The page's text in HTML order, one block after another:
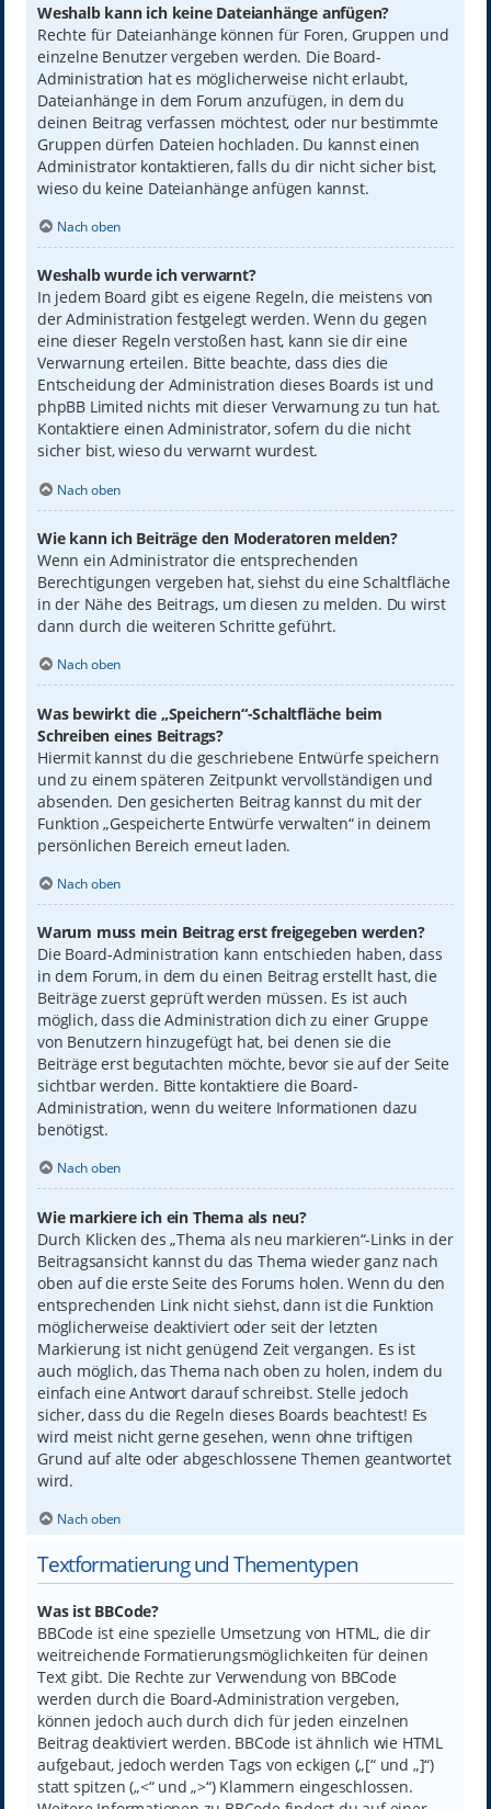
Weshalb kann ich keine Dateianhänge anfügen?
Rechte für Dateianhänge können für Foren, Gruppen und
einzelne Benutzer vergeben werden. Die Board-
Administration hat es möglicherweise nicht erlaubt,
Dateianhänge in dem Forum anzufügen, in dem du
deinen Beitrag verfassen möchtest, oder nur bestimmte
Gruppen dürfen Dateien hochladen. Du kannst einen
Administrator kontaktieren, falls du dir nicht sicher bist,
wieso du keine Dateianhänge anfügen kannst.
Nach oben
Weshalb wurde ich verwarnt?
In jedem Board gibt es eigene Regeln, die meistens von
der Administration festgelegt werden. Wenn du gegen
eine dieser Regeln verstoßen hast, kann sie dir eine
Verwarnung erteilen. Bitte beachte, dass dies die
Entscheidung der Administration dieses Boards ist und
phpBB Limited nichts mit dieser Verwarnung zu tun hat.
Kontaktiere einen Administrator, sofern du die nicht
sicher bist, wieso du verwarnt wurdest.
Nach oben
Wie kann ich Beiträge den Moderatoren melden?
Wenn ein Administrator die entsprechenden
Berechtigungen vergeben hat, siehst du eine Schaltfläche
in der Nähe des Beitrags, um diesen zu melden. Du wirst
dann durch die weiteren Schritte geführt.
Nach oben
Was bewirkt die „Speichern“-Schaltfläche beim
Schreiben eines Beitrags?
Hiermit kannst du die geschriebene Entwürfe speichern
und zu einem späteren Zeitpunkt vervollständigen und
absenden. Den gesicherten Beitrag kannst du mit der
Funktion „Gespeicherte Entwürfe verwalten“ in deinem
persönlichen Bereich erneut laden.
Nach oben
Warum muss mein Beitrag erst freigegeben werden?
Die Board-Administration kann entschieden haben, dass
in dem Forum, in dem du einen Beitrag erstellt hast, die
Beiträge zuerst geprüft werden müssen. Es ist auch
möglich, dass die Administration dich zu einer Gruppe
von Benutzern hinzugefügt hat, bei denen sie die
Beiträge erst begutachten möchte, bevor sie auf der Seite
sichtbar werden. Bitte kontaktiere die Board-
Administration, wenn du weitere Informationen dazu
benötigst.
Nach oben
Wie markiere ich ein Thema als neu?
Durch Klicken des „Thema als neu markieren“-Links in der
Beitragsansicht kannst du das Thema wieder ganz nach
oben auf die erste Seite des Forums holen. Wenn du den
entsprechenden Link nicht siehst, dann ist die Funktion
möglicherweise deaktiviert oder seit der letzten
Markierung ist nicht genügend Zeit vergangen. Es ist
auch möglich, das Thema nach oben zu holen, indem du
einfach eine Antwort darauf schreibst. Stelle jedoch
sicher, dass du die Regeln dieses Boards beachtest! Es
wird meist nicht gerne gesehen, wenn ohne triftigen
Grund auf alte oder abgeschlossene Themen geantwortet
wird.
Nach oben
Textformatierung und Thementypen
Was ist BBCode?
BBCode ist eine spezielle Umsetzung von HTML, die dir
weitreichende Formatierungsmöglichkeiten für deinen
Text gibt. Die Rechte zur Verwendung von BBCode
werden durch die Board-Administration vergeben,
können jedoch auch durch dich für jeden einzelnen
Beitrag deaktiviert werden. BBCode ist ähnlich wie HTML
aufgebaut, jedoch werden Tags von eckigen („[“ und „]“)
statt spitzen („<“ und „>“) Klammern eingeschlossen.